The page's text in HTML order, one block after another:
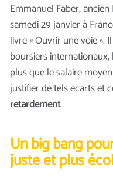
Emmanuel Faber,
samedi 29 janvier à
livre « Ouvrir une voie ».
boursiers
plus que le salaire
justifier de tels écarts et
retardement.
Un big bang
juste et plus